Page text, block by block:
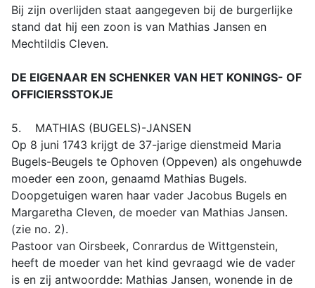
Bij zijn overlijden staat aangegeven bij de burgerlijke
stand dat hij een zoon is van Mathias Jansen en
Mechtildis Cleven.
DE EIGENAAR EN SCHENKER VAN HET KONINGS- OF
OFFICIERSSTOKJE
5. MATHIAS (BUGELS)-JANSEN
Op 8 juni 1743 krijgt de 37-jarige dienstmeid Maria
Bugels-Beugels te Ophoven (Oppeven) als ongehuwde
moeder een zoon, genaamd Mathias Bugels.
Doopgetuigen waren haar vader Jacobus Bugels en
Margaretha Cleven, de moeder van Mathias Jansen.
(zie no. 2).
Pastoor van Oirsbeek, Conrardus de Wittgenstein,
heeft de moeder van het kind gevraagd wie de vader
is en zij antwoordde: Mathias Jansen, wonende in de